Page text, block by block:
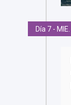
Día 7 - MIE.